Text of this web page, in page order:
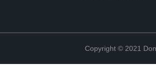
Copyright © 2021